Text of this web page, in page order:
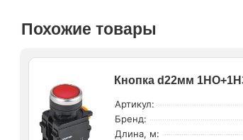
Похожие товары
Кнопка d22мм
Артикул:
Бренд:
Длина, м: